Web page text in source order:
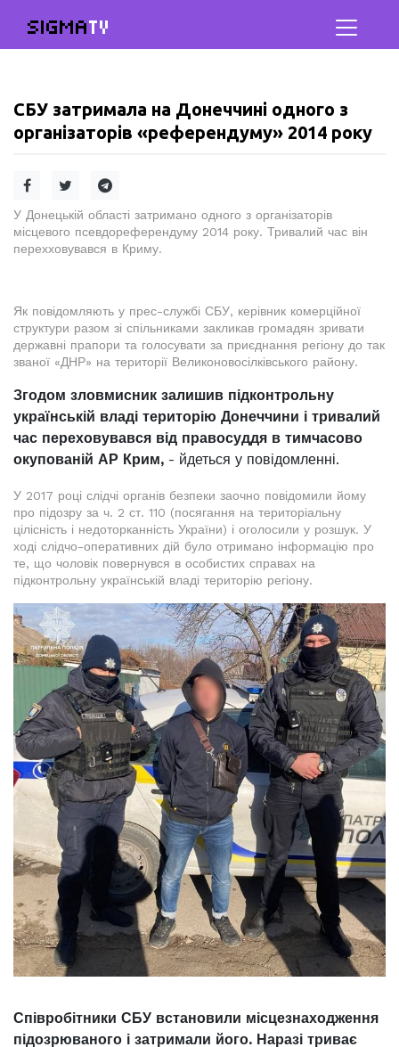
SIGMATV
СБУ затримала на Донеччині одного з
організаторів «референдуму» 2014 року
У Донецькій області затримано одного з організаторів
місцевого псевдореферендуму 2014 року. Тривалий час він
перехховувався в Криму.
Як повідомляють у прес-службі СБУ, керівник комерційної
структури разом зі спільниками закликав громадян зривати
державні прапори та голосувати за приєднання регіону до так
званої «ДНР» на території Великоновосілківського району.
Згодом зловмисник залишив підконтрольну
українській владі територію Донеччини і тривалий
час переховувався від правосуддя в тимчасово
окупованій АР Крим, - йдеться у повідомленні.
У 2017 році слідчі органів безпеки заочно повідомили йому
про підозру за ч. 2 ст. 110 (посягання на територіальну
цілісність і недоторканність України) і оголосили у розшук. У
ході слідчо-оперативних дій було отримано інформацію про
те, що чоловік повернувся в особистих справах на
підконтрольну українській владі територію регіону.
Співробітники СБУ встановили місцезнаходження
підозрюваного і затримали його. Наразі триває